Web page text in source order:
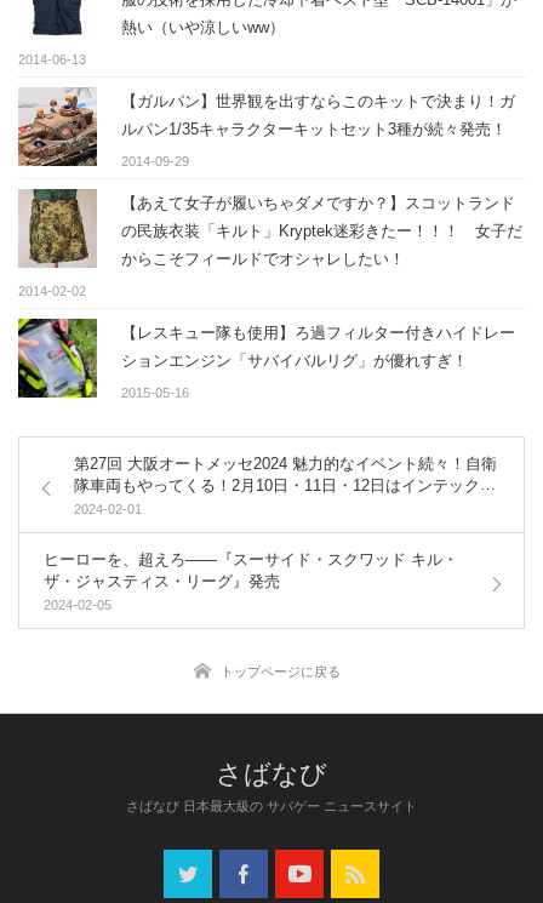
熱い（いや涼しいww）
2014-06-13
【ガルパン】世界観を出すならこのキットで決まり！ガ
ルパン1/35キャラクターキットセット3種が続々発売！
2014-09-29
【あえて女子が履いちゃダメですか？】スコットランド
の民族衣装「キルト」Kryptek迷彩きたー！！！ 女子だ
からこそフィールドでオシャレしたい！
2014-02-02
【レスキュー隊も使用】ろ過フィルター付きハイドレー
ションエンジン「サバイバルリグ」が優れすぎ！
2015-05-16
第27回 大阪オートメッセ2024 魅力的なイベント続々！自衛
隊車両もやってくる！2月10日・11日・12日はインテックス
大阪にGO！
2024-02-01
ヒーローを、超えろ――『スーサイド・スクワッド キル・
ザ・ジャスティス・リーグ』発売
2024-02-05
トップページに戻る
さばなび 日本最大級の サバゲー ニュースサイト